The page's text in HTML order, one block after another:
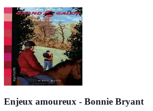
Enjeux amoureux - Bonnie Bryant